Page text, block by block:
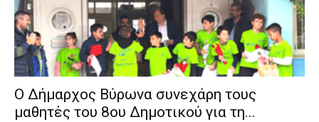
Ο Δήμαρχος Βύρωνα συνεχάρη τους
μαθητές του 8ου Δημοτικού για τη...